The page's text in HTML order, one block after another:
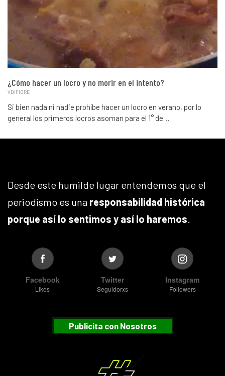
¿Cómo hacer un locro y no morir en el intento?
VDIFIORE
Si bien nada ni nadie prohíbe hacer un locro en verano, por lo
general los primeros locros asoman para el 1° de…
Desde este humilde lugar entendemos que el
periodismo es una responsabilidad histórica
porque así lo sentimos y así lo haremos.
Facebook
Likes
Twitter
Seguidorxs
Instagram
Followers
Publicita con Nosotros